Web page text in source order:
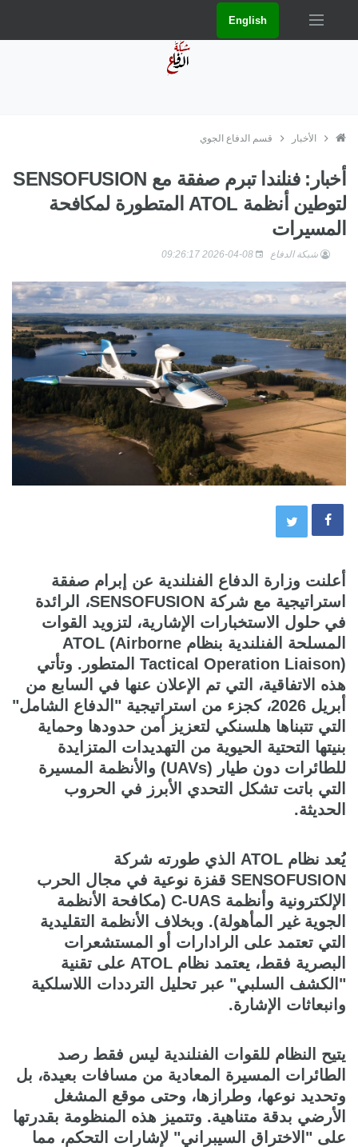
English
الأخبار قسم الدفاع الجوي
أخبار: فنلندا تبرم صفقة مع SENSOFUSION
لتوطين أنظمة ATOL المتطورة لمكافحة
المسيرات
شبكة الدفاع
أعلنت وزارة الدفاع الفنلندية عن إبرام صفقة
استراتيجية مع شركة SENSOFUSION، الرائدة
في حلول الاستخبارات الإشارية، لتزويد القوات
المسلحة الفنلندية بنظام ATOL (Airborne
Tactical Operation Liaison) المتطور. وتأتي
هذه الاتفاقية، التي تم الإعلان عنها في السابع من
أبريل 2026، كجزء من استراتيجية "الدفاع الشامل"
التي تتبناها هلسنكي لتعزيز أمن حدودها وحماية
بنيتها التحتية الحيوية من التهديدات المتزايدة
للطائرات دون طيار (UAVs) والأنظمة المسيرة
التي باتت تشكل التحدي الأبرز في الحروب
الحديثة.
يُعد نظام ATOL الذي طورته شركة
SENSOFUSION قفزة نوعية في مجال الحرب
الإلكترونية وأنظمة C-UAS (مكافحة الأنظمة
الجوية غير المأهولة). وبخلاف الأنظمة التقليدية
التي تعتمد على الرادارات أو المستشعرات
البصرية فقط، يعتمد نظام ATOL على تقنية
"الكشف السلبي" عبر تحليل الترددات اللاسلكية
وانبعاثات الإشارة.
يتيح النظام للقوات الفنلندية ليس فقط رصد
الطائرات المسيرة المعادية من مسافات بعيدة، بل
وتحديد نوعها، وطرازها، وحتى موقع المشغل
الأرضي بدقة متناهية. وتتميز هذه المنظومة بقدرتها
على "الاختراق السيبراني" لإشارات التحكم، مما